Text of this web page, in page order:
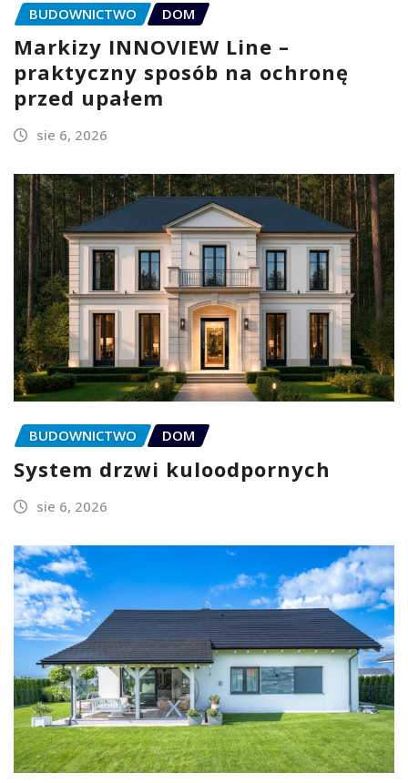
BUDOWNICTWO DOM
Markizy INNOVIEW Line –
praktyczny sposób na ochronę
przed upałem
sie 6, 2026
BUDOWNICTWO DOM
System drzwi kuloodpornych
sie 6, 2026